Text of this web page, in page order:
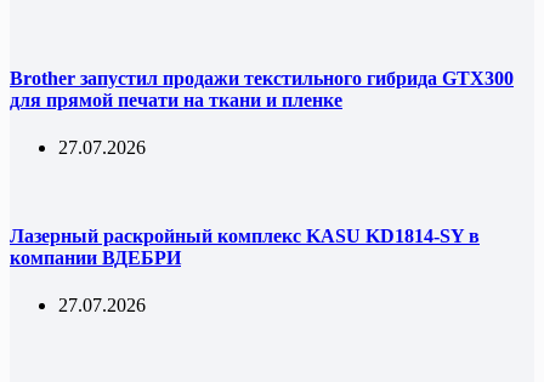
Brother запустил продажи текстильного гибрида GTX300
для прямой печати на ткани и пленке
27.07.2026
Лазерный раскройный комплекс KASU KD1814-SY в
компании ВДЕБРИ
27.07.2026